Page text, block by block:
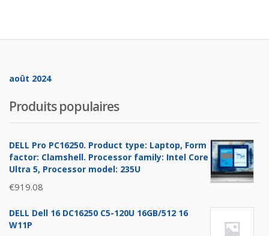
août 2024
Produits populaires
DELL Pro PC16250. Product type: Laptop, Form
factor: Clamshell. Processor family: Intel Core
Ultra 5, Processor model: 235U
€919.08
DELL Dell 16 DC16250 C5-120U 16GB/512 16
W11P